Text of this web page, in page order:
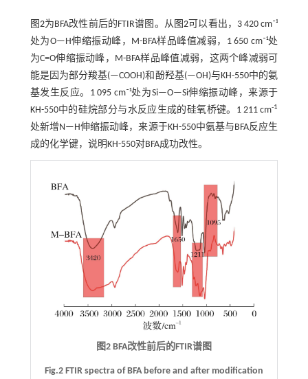
图2为BFA改性前后的FTIR谱图。从图2可以看出，3 420 cm⁻¹
处为O—H伸缩振动峰，M-BFA样品峰值减弱，1 650 cm⁻¹处
为C=O伸缩振动峰，M-BFA样品峰值减弱，这两个峰减弱可
能是因为部分羧基(—COOH)和酚羟基(—OH)与KH-550中的氨
基发生反应。1 095 cm⁻¹处为Si—O—Si伸缩振动峰，来源于
KH-550中的硅烷部分与水反应生成的硅氧桥键。1 211 cm-1
处新增N—H伸缩振动峰，来源于KH-550中氨基与BFA反应生
成的化学键，说明KH-550对BFA成功改性。
图2 BFA改性前后的FTIR谱图
Fig.2 FTIR spectra of BFA before and after modification